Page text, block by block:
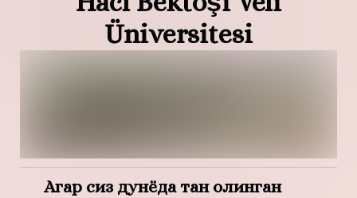
Üniversitesi
Агар сиз дунёда тан олинган